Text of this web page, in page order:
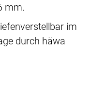
mm.
im
durch häwa